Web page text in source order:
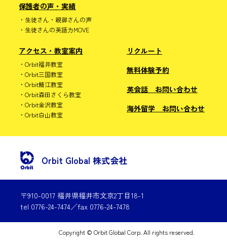
保護者の声・実績
生徒さん・親御さんの声
生徒さんの英語力MOVE
アクセス・教室案内
Orbit福井教室
Orbit三国教室
Orbit鯖江教室
Orbit森田さくら教室
Orbit金沢教室
Orbit白山教室
リクルート
無料体験予約
英会話 お問い合わせ
海外留学 お問い合わせ
Orbit Global 株式会社
〒910-0017 福井県福井市文京2丁目18-1
tel 0776-24-7474／fax 0776-24-7478
Copyright © Orbit Global Corp. All rights reserved.